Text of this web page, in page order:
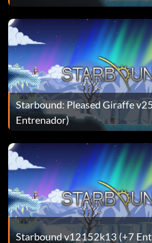
Starbound: Pleased Giraffe
Entrenador)
Starbound v12152k13 (+7